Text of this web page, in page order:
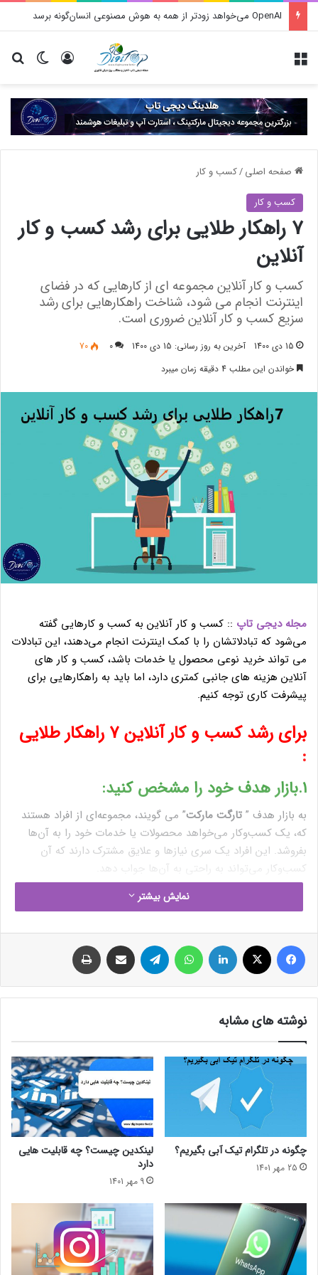
OpenAI می‌خواهد زودتر از همه به هوش مصنوعی انسان‌گونه برسد
تغییر ورود
صفحه اصلی/کسب و کار
کسب و کار
7 راهکار طلایی برای رشد کسب و کار
آنلاین
کسب و کار آنلاین مجموعه ای از کارهایی که در فضای
اینترنت انجام می شود، شناخت راهکارهایی برای رشد
سزیع کسب و کار آنلاین ضروری است.
15 دی 1400 آخرین به روز رسانی: 15 دی 1400 0
70
خواندن این مطلب 4 دقیقه زمان میبرد
مجله دیجی تاپ :: کسب و کار آنلاین به کسب و کارهایی گفته
می‌شود که تبادلاتشان را با کمک اینترنت انجام می‌دهند، این تبادلات
می تواند خرید نوعی محصول یا خدمات باشد، کسب و کار های
آنلاین هزینه های جانبی کمتری دارد، اما باید به راهکارهایی برای
پیشرفت کاری توجه کنیم.
برای رشد کسب و کار آنلاین 7 راهکار طلایی
:
1.بازار هدف خود را مشخص کنید:
به بازار هدف ” تارگت مارکت” می گویند، مجموعه‌ای از افراد هستند
که، یک کسب‌وکار می‌خواهد محصولات یا خدمات خود را به آن‌ها
بفروشد. این افراد یک سری نیازها و علایق مشترک دارند که آن
کسب‌وکار می‌تواند به راحتی به آن‌ها جواب دهد.
شناخت بازار هدف، اولین قدمی است که در کسب و کار آنلاین باید
انجام داد، افرادی که در این بازار مورد هدف قرار می‌گیرند، تمام علایق
2.ریسک پذیری بالا:
کسب و کار آنلاینی نیازمند مقداری،
زمانی که فردی تصمیم می گیرد کسب و کاری برای خودش شروع کند
و شغل دستمزدی خودش را ترک کند، و خودش سرمایه گذار باشد،
ممکن است او با ریسک مالی مواجه شود، ولی آمادگی و اشتیاق
برای ریسک یک مزیت رقابتی برای کارآفرین است، پس در نتیجه
باید قدرت ریسک پذیری را بالا ببریم.
نکته مهم دیگر این است که نباید پتانسیل خود را
امور مالی شده و به نا امیدی ختم می شود.
نمایش بیشتر
نوشته های مشابه
چگونه در تلگرام تیک آبی بگیریم؟
25 مهر 1401
لینکدین چیست؟ چه قابلیت هایی
دارد
9 مهر 1401